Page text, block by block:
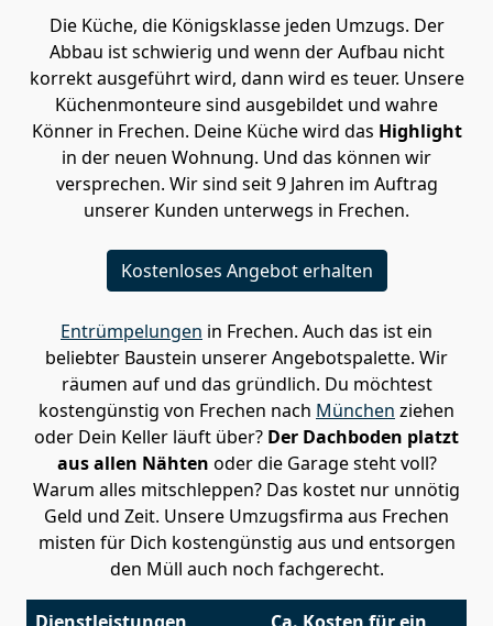
Die Küche, die Königsklasse jeden Umzugs. Der
Abbau ist schwierig und wenn der Aufbau nicht
korrekt ausgeführt wird, dann wird es teuer. Unsere
Küchenmonteure sind ausgebildet und wahre
Könner in Frechen. Deine Küche wird das Highlight
in der neuen Wohnung. Und das können wir
versprechen. Wir sind seit 9 Jahren im Auftrag
unserer Kunden unterwegs in Frechen.
Kostenloses Angebot erhalten
Entrümpelungen in Frechen. Auch das ist ein
beliebter Baustein unserer Angebotspalette. Wir
räumen auf und das gründlich. Du möchtest
kostengünstig von Frechen nach München ziehen
oder Dein Keller läuft über? Der Dachboden platzt
aus allen Nähten oder die Garage steht voll?
Warum alles mitschleppen? Das kostet nur unnötig
Geld und Zeit. Unsere Umzugsfirma aus Frechen
misten für Dich kostengünstig aus und entsorgen
den Müll auch noch fachgerecht.
Dienstleistungen Ca. Kosten für ein